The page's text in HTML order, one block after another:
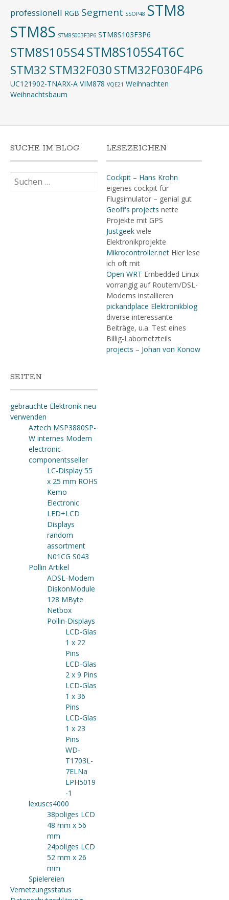
professionell RGB Segment SSOP48 STM8
STM8S STM8S003F3P6 STM8S103F3P6
STM8S105S4STM8S105S4T6C
STM32 STM32F030STM32F030F4P6
UC121902-TNARX-A VIM878 VQE21 Weihnachten
Weihnachtsbaum
SUCHE IM BLOG
nach:
LESEZEICHEN
Cockpit – Hans Krohn
eigenes cockpit für
Flugsimulator – genial gut
Geoff's projects nette
Projekte mit GPS
Justgeekviele
Elektronikprojekte
Mikrocontroller.netHier lese
ich oft mit
Open WRT Embedded Linux
vorrangig auf Routern/DSL-
Modems installieren
pickandplace Elektronikblog
diverse interessante
Beiträge, u.a. Test eines
Billig-Labornetzteils
projects – Johan von Konow
SEITEN
gebrauchte Elektronik neu
verwenden
Aztech MSP3880SP-
W internes Modem
electronic-
componentsseller
LC-Display 55
x 25 mm ROHS
Kemo
Electronic
LED+LCD
Displays
random
assortment
N01CG S043
Pollin Artikel
ADSL-Modem
DiskonModule
128 MByte
Netbox
Pollin-Displays
LCD-Glas
1 x 22
Pins
LCD-Glas
2 x 9 Pins
LCD-Glas
1 x 36
Pins
LCD-Glas
1 x 23
Pins
WD-
T1703L-
7ELNa
LPH5019
-1
lexuscs4000
38poliges LCD
48 mm x 56
mm
24poliges LCD
52 mm x 26
mm
Spielereien
Vernetzungsstatus